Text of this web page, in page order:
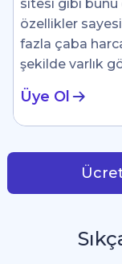
sitesi gibi
özellikler
fazla çaba
şekilde varlık
Üye Ol